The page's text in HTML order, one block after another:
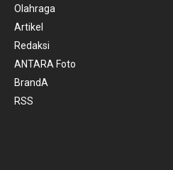
Olahraga
Artikel
Redaksi
ANTARA Foto
BrandA
RSS